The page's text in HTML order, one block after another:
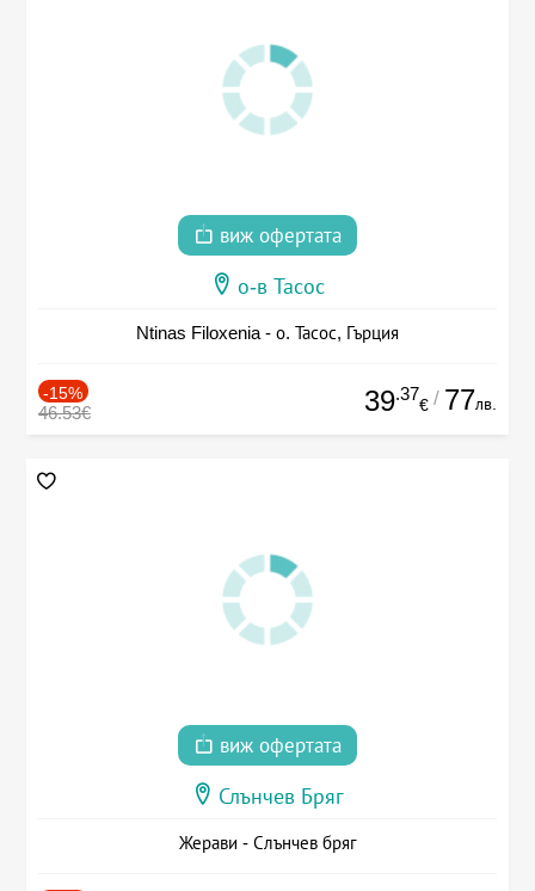
виж офертата
о-в Тасос
Ntinas Filoxenia - о. Тасос, Гърция
-15%
46.53€ 39.37
€ / 77лв.
виж офертата
Слънчев Бряг
Жерави - Слънчев бряг